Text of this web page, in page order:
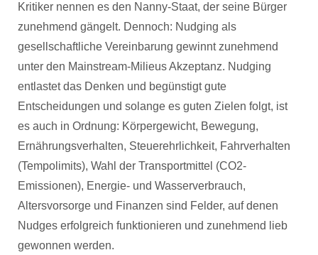
Kritiker nennen es den Nanny-Staat, der seine Bürger
zunehmend gängelt. Dennoch: Nudging als
gesellschaftliche Vereinbarung gewinnt zunehmend
unter den Mainstream-Milieus Akzeptanz. Nudging
entlastet das Denken und begünstigt gute
Entscheidungen und solange es guten Zielen folgt, ist
es auch in Ordnung: Körpergewicht, Bewegung,
Ernährungsverhalten, Steuerehrlichkeit, Fahrverhalten
(Tempolimits), Wahl der Transportmittel (CO2-
Emissionen), Energie- und Wasserverbrauch,
Altersvorsorge und Finanzen sind Felder, auf denen
Nudges erfolgreich funktionieren und zunehmend lieb
gewonnen werden.